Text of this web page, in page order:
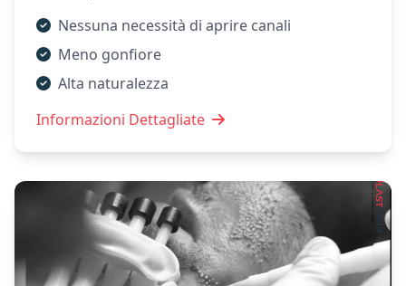
Nessuna necessità di aprire canali
Meno gonfiore
Alta naturalezza
Informazioni Dettagliate